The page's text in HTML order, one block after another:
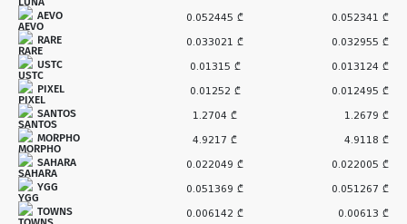
AEVO 0.052445 ₾ 0.052341 ₾
RARE 0.033021 ₾ 0.032955 ₾
USTC 0.01315 ₾ 0.013124 ₾
PIXEL 0.01252 ₾ 0.012495 ₾
SANTOS 1.2704 ₾ 1.2679 ₾
MORPHO 4.9217 ₾ 4.9118 ₾
SAHARA 0.022049 ₾ 0.022005 ₾
YGG 0.051369 ₾ 0.051267 ₾
TOWNS 0.006142 ₾ 0.00613 ₾